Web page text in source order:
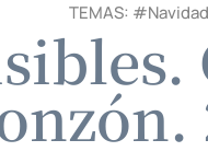
TEMAS: #Navidad